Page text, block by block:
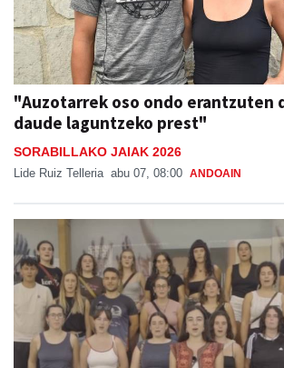
"Auzotarrek oso ondo erantzuten
daude laguntzeko prest"
SORABILLAKO JAIAK 2026
Lide Ruiz Telleria abu 07, 08:00 ANDOAIN